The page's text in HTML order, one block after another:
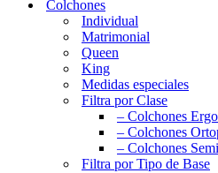
Colchones
Individual
Matrimonial
Queen
King
Medidas especiales
Filtra por Clase
– Colchones
– Colchones
– Colchones
Filtra por Tipo de Base